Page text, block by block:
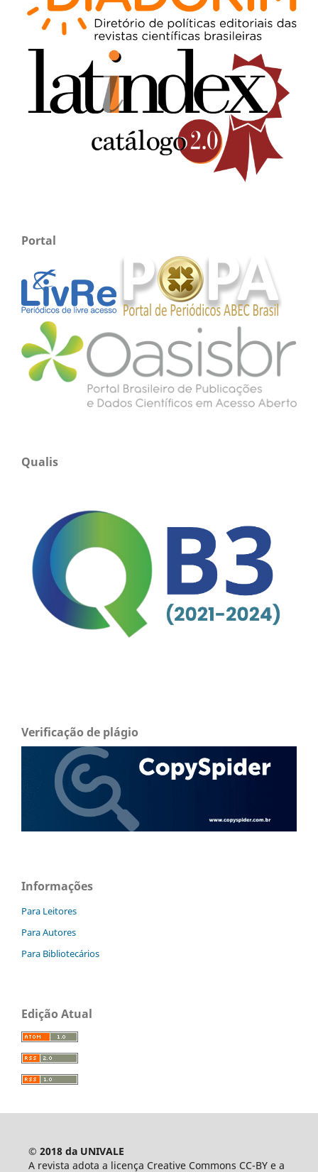
Portal
Qualis
Verificação de plágio
Informações
Para Leitores
Para Autores
Para Bibliotecários
Edição Atual
© 2018 da UNIVALE
A revista adota a licença Creative Commons CC-BY e a